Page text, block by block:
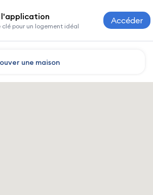
l'application
clé pour un logement idéal
Accéder
une maison
et logements